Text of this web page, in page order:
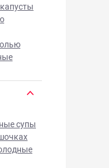
супы